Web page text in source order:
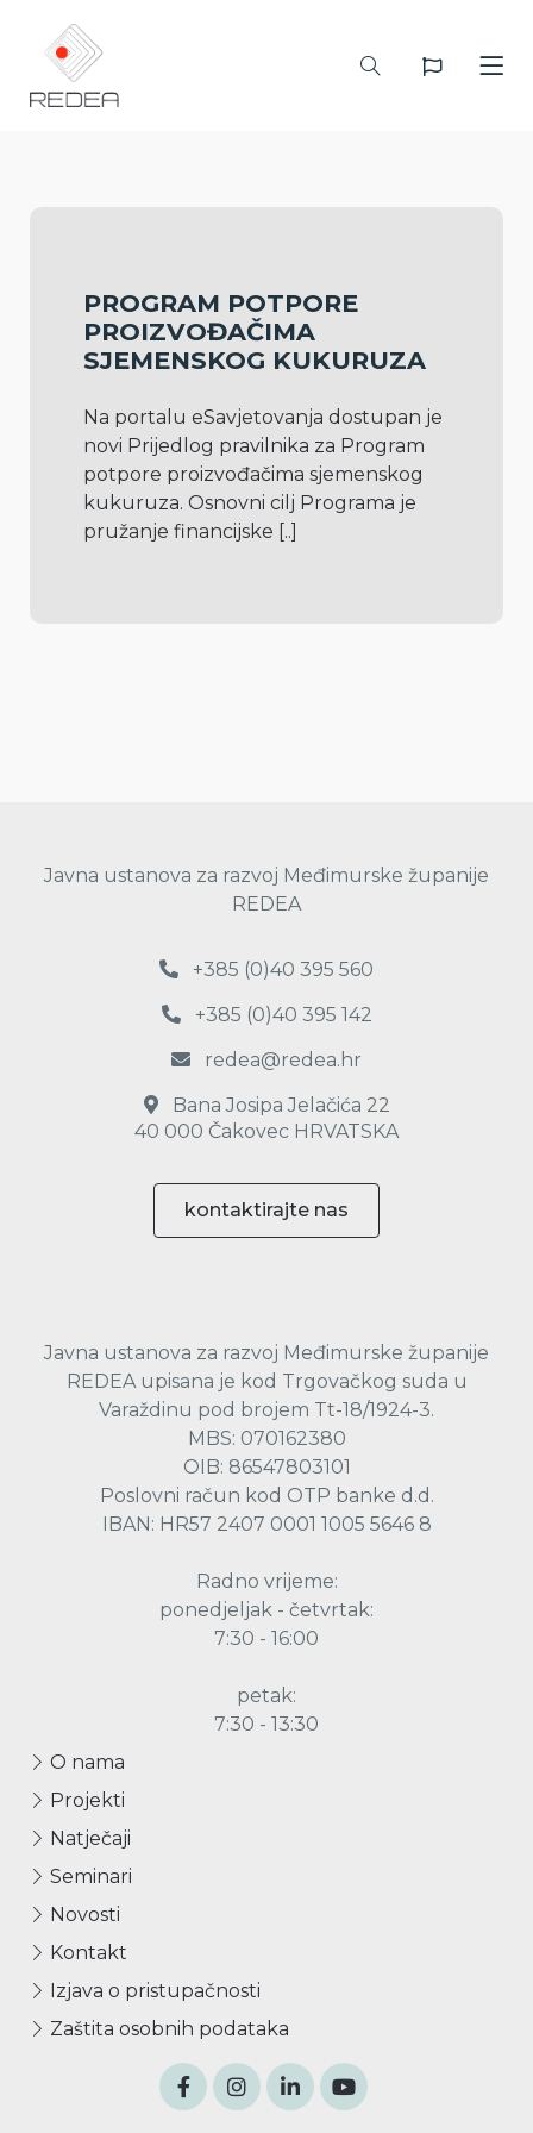
PROGRAM POTPORE
PROIZVOĐAČIMA
SJEMENSKOG KUKURUZA
Na portalu eSavjetovanja dostupan je
novi Prijedlog pravilnika za Program
potpore proizvođačima sjemenskog
kukuruza. Osnovni cilj Programa je
pružanje financijske [..]
Javna ustanova za razvoj Međimurske županije
REDEA
+385 (0)40 395 560
+385 (0)40 395 142
redea@redea.hr
Bana Josipa Jelačića 22
40 000 Čakovec HRVATSKA
kontaktirajte nas
Javna ustanova za razvoj Međimurske županije
REDEA upisana je kod Trgovačkog suda u
Varaždinu pod brojem Tt-18/1924-3.
MBS: 070162380
OIB: 86547803101
Poslovni račun kod OTP banke d.d.
IBAN: HR57 2407 0001 1005 5646 8
Radno vrijeme:
ponedjeljak - četvrtak:
7:30 - 16:00
petak:
7:30 - 13:30
O nama
Projekti
Natječaji
Seminari
Novosti
Kontakt
Izjava o pristupačnosti
Zaštita osobnih podataka